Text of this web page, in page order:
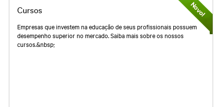
Cursos
Empresas que investem na educação de seus profissionais possuem
desempenho superior no mercado. Saiba mais sobre os nossos
cursos.&nbsp;